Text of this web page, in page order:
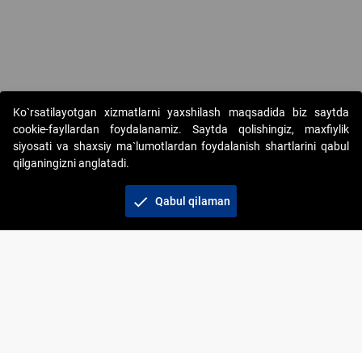
Copyright © 2017-2026. "Elektron onlayn-auksionlarni
tashkil etish" AJ. Barcha huquqlar himoyalangan
Ko`rsatilayotgan xizmatlarni yaxshilash maqsadida biz saytda
cookie-fayllardan foydalanamiz. Saytda qolishingiz, maxfiylik
siyosati va shaxsiy ma`lumotlardan foydalanish shartlarini qabul
qilganingizni anglatadi.
check Qabul qilaman